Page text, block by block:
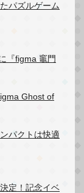
パズルゲーム
『figma 竈門
Ghost of
パクトは快適
定！記念イベ